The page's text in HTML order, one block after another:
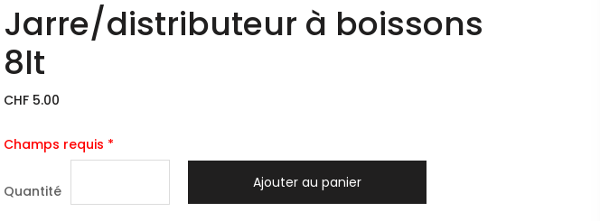
Jarre/distributeur à boissons
8lt
CHF 5.00
Champs requis *
Quantité Ajouter au panier